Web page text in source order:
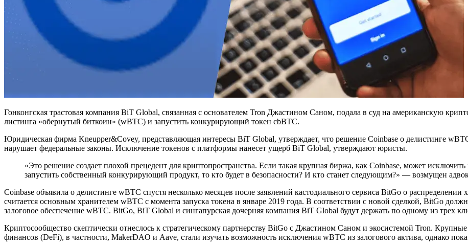
Гонконгская трастовая компания BiT Global, связанная с основателем Tron Джастином Саном, подала в суд на американскую
листинга «обернутый биткоин» (wBTC) и запустить конкурирующий токен cbBTC.
Юридическая фирма Kneupper&Covey, представляющая интересы BiT Global, утверждает, что решение Coinbase о делистинге
нарушает федеральные законы. Исключение токенов с платформы нанесет ущерб BiT Global, утверждают юристы.
«Это решение создает плохой прецедент для криптопространства. Если такая крупная биржа, как Coinbase, может
запустить собственный конкурирующий продукт, то кто будет в безопасности? И кто станет следующим?» — возмущен
Coinbase объявила о делистинге wBTC спустя несколько месяцев после заявлений кастодиального сервиса BitGo о
считается основным хранителем wBTC с момента запуска токена в январе 2019 года. В соответствии с новой сделкой, BitGo
залоговое обеспечение wBTC. BitGo, BiT Global и сингапурская дочерняя компания BiT Global будут держать по одному из трех
Криптосообщество скептически отнеслось к стратегическому партнерству BitGo с Джастином Саном и экосистемой Tron.
финансов (DeFi), в частности, MakerDAO и Aave, стали изучать возможность исключения wBTC из залогового актива, однако пока